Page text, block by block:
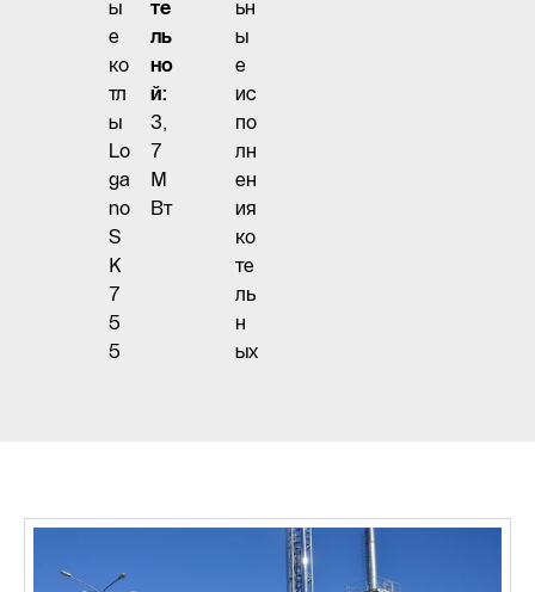
ы
е
ко
тл
ы
Lo
ga
no
S
K
7
5
5
те
ль
но
й:
3,
7
М
Вт
ьн
ы
е
ис
по
лн
ен
ия
ко
те
ль
н
ых